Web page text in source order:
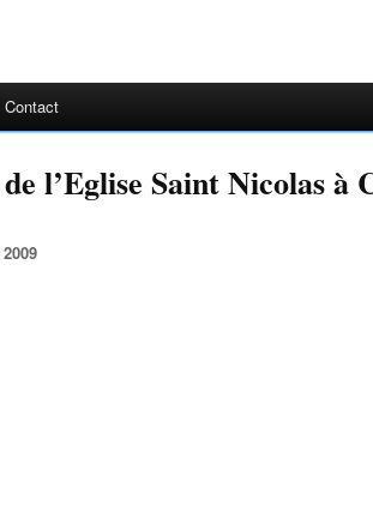
Contact
l’Eglise Saint Nicolas à